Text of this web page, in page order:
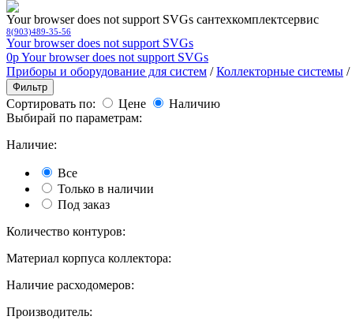
Your browser does not support SVGs сантехкомплектсервис
8(903)489-35-56
Your browser does not support SVGs
0pYour browser does not support SVGs
Приборы и оборудование для систем /Коллекторные системы /
Фильтр
Сортировать по: Цене
Наличию
Выбирай по параметрам:
Наличие:
Все
Только в наличии
Под заказ
Количество контуров:
Материал корпуса коллектора:
Наличие расходомеров:
Производитель: